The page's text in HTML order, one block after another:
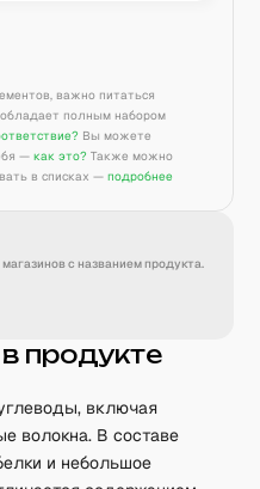
важно питаться
полным набором
Вы можете
— как это? Также можно
в списках — подробнее
с названием продукта.
продукте
включая
волокна. В составе
и небольшое